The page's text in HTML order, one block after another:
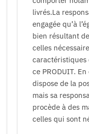
livrés.La
engagée qu’à
bien résultant
celles
caractéristiques
ce PRODUIT.
dispose de la
mais sa
procède à des
celles qui sont